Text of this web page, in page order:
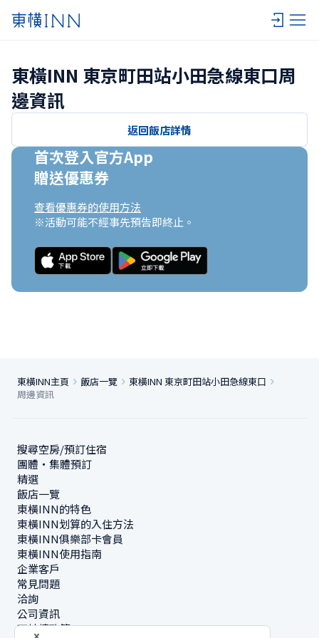
東橫INN 東京町田站小田急線東口周
邊資訊
返回飯店詳情
首次登入官方App
贈送優惠券
查看優惠券的使用方法
※活動可能不經事先預告即終止。
東橫INN主頁 飯店一覽
東橫INN 東京町田站小田急線東口
周邊資訊
搜尋空房/預訂住宿
團體・集體預訂
精選
飯店一覽
東橫INN的特色
東橫INN划算的入住方法
東橫INN俱樂部卡會員
東橫INN使用指南
企業客戶
常見問題
洽詢
公司資訊
可持續政策